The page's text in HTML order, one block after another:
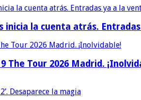
inicia la cuenta atrás.
The Tour 2026 Madrid.